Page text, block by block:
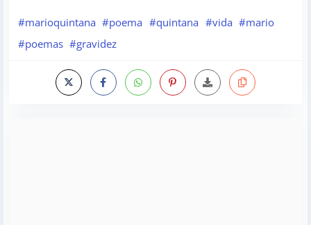
#marioquintana #poema #quintana #vida #mario
#poemas #gravidez